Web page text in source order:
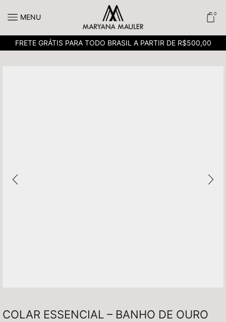
MENU 0
FRETE GRÁTIS PARA TODO BRASIL A PARTIR DE R$500,00
COLAR ESSENCIAL – BANHO DE OURO